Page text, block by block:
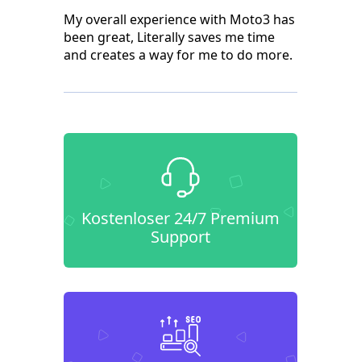
My overall experience with Moto3 has
been great, Literally saves me time
and creates a way for me to do more.
Kostenloser 24/7 Premium
Support